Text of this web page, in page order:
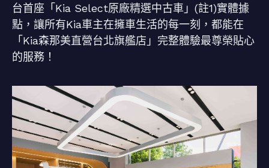
台首座「Kia Select原廠精選中古車」(註1)實體據
點，讓所有Kia車主在擁車生活的每一刻，都能在
「Kia森那美直營台北旗艦店」完整體驗最尊榮貼心
的服務！